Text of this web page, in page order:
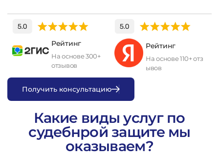
Рейтинг
На основе 300+
отзывов
Рейтинг
На основе 110+ отз
ывов
Получить консультацию
Какие виды услуг по
судебнрой защите мы
оказываем?